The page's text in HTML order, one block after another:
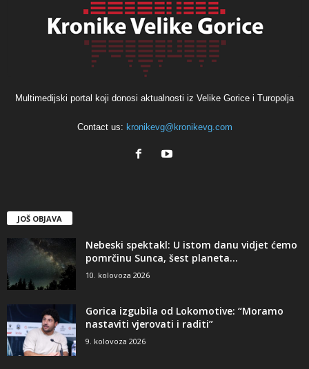
Multimedijski portal koji donosi aktualnosti iz Velike Gorice i Turopolja
Contact us: kronikevg@kronikevg.com
JOŠ OBJAVA
Nebeski spektakl: U istom danu vidjet ćemo
pomrčinu Sunca, šest planeta...
10. kolovoza 2026
Gorica izgubila od Lokomotive: “Moramo
nastaviti vjerovati i raditi”
9. kolovoza 2026